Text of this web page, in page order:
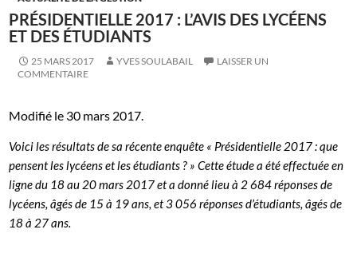
PRÉSIDENTIELLE 2017 : L’AVIS DES LYCÉENS
ET DES ÉTUDIANTS
25 MARS 2017 YVES SOULABAIL
LAISSER UN
COMMENTAIRE
Modifié le 30 mars 2017.
Voici les résultats de sa récente enquête « Présidentielle 2017 : que
pensent les lycéens et les étudiants ? » Cette étude a été effectuée en
ligne du 18 au 20 mars 2017 et a donné lieu à 2 684 réponses de
lycéens, âgés de 15 à 19 ans, et 3 056 réponses d’étudiants, âgés de
18 à 27 ans.